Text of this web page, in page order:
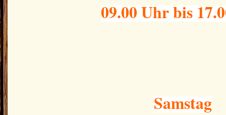
09.00 Uhr bis
Samstag